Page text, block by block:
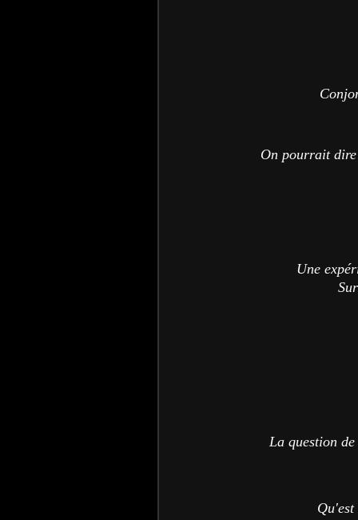
On pourrait dire
Une
La question